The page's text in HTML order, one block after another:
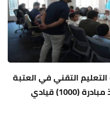
التقني في العتبة
الحسينية تعلن المباشرة بتنفيذ مبادرة (1000) قيادي